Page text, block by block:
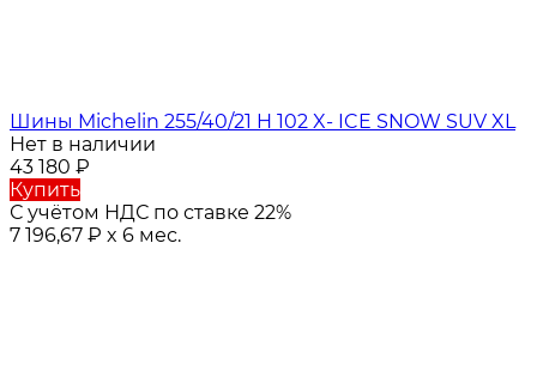
Шины Michelin 255/40/21 H 102 X- ICE SNOW SUV XL
Нет в наличии
43 180 ₽
Купить
С учётом НДС по ставке 22%
7 196,67 ₽ x 6 мес.